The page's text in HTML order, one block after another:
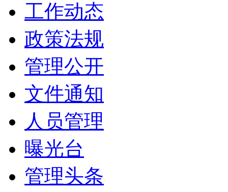
工作动态
政策法规
管理公开
文件通知
人员管理
曝光台
管理头条